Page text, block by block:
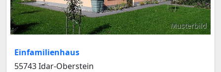
Musterbild
Einfamilienhaus
55743 Idar-Oberstein